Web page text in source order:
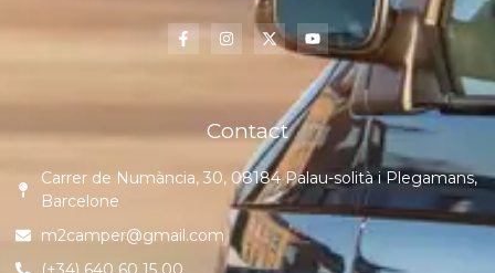
Contact
Carrer de Numància, 30, 08184 Palau-solità i Plegamans,
Barcelone
m2camper@gmail.com